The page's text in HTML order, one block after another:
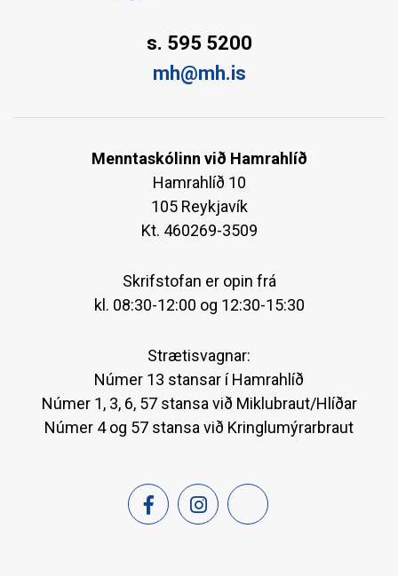
s. 595 5200
mh@mh.is
Menntaskólinn við Hamrahlíð
Hamrahlíð 10
105 Reykjavík
Kt. 460269-3509
Skrifstofan er opin frá
kl. 08:30-12:00 og 12:30-15:30
Strætisvagnar:
Númer 13 stansar í Hamrahlíð
Númer 1, 3, 6, 57 stansa við Miklubraut/Hlíðar
Númer 4 og 57 stansa við Kringlumýrarbraut